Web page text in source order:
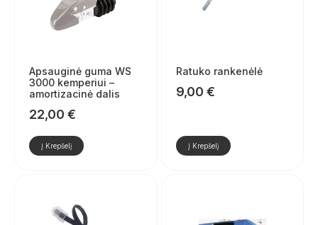
Apsauginė guma WS
3000 kemperiui –
amortizacinė dalis
22,00 €
Į Krepšelį
Ratuko rankenėlė
9,00 €
Į Krepšelį